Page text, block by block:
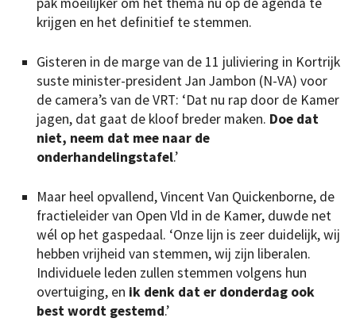
krijgen en het definitief te stemmen.
Gisteren in de marge van de 11 juliviering in Kortrijk
suste minister-president Jan Jambon (N-VA) voor
de camera’s van de VRT: ‘Dat nu rap door de Kamer
jagen, dat gaat de kloof breder maken. Doe dat
niet, neem dat mee naar de
onderhandelingstafel.’
Maar heel opvallend, Vincent Van Quickenborne, de
fractieleider van Open Vld in de Kamer, duwde net
wél op het gaspedaal. ‘Onze lijn is zeer duidelijk, wij
hebben vrijheid van stemmen, wij zijn liberalen.
Individuele leden zullen stemmen volgens hun
overtuiging, en ik denk dat er donderdag ook
best wordt gestemd.’